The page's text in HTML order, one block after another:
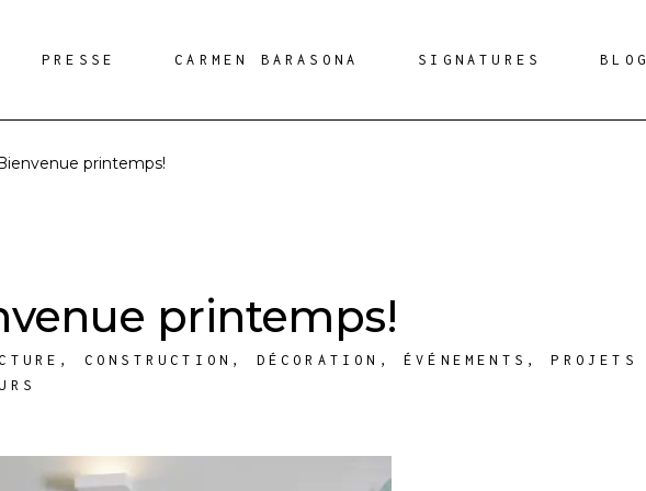
PRESSE CARMEN BARASONA SIGNATURES BLOG
Bienvenue printemps!
printemps!
, CONSTRUCTION , DÉCORATION ,ÉVÉNEMENTS ,PROJETS